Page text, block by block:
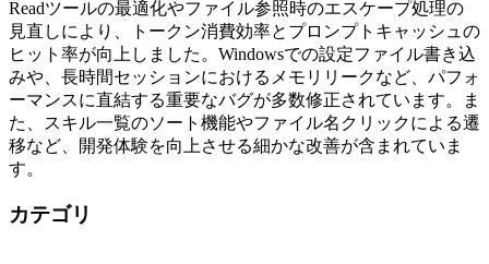
Readツールの最適化やファイル参照時のエスケープ処理の
見直しにより、トークン消費効率とプロンプトキャッシュの
ヒット率が向上しました。Windowsでの設定ファイル書き込
みや、長時間セッションにおけるメモリリークなど、パフォ
ーマンスに直結する重要なバグが多数修正されています。ま
た、スキル一覧のソート機能やファイル名クリックによる遷
移など、開発体験を向上させる細かな改善が含まれていま
す。
カテゴリ